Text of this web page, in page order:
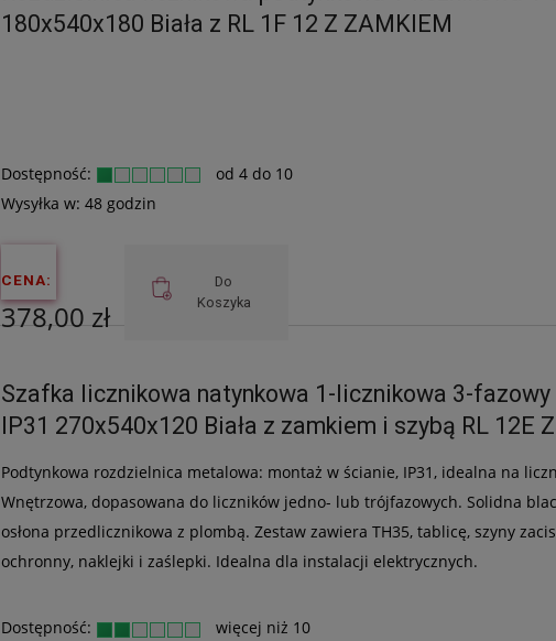
180x540x180 Biała z RL 1F 12 Z ZAMKIEM
Dostępność:
od 4 do 10
Wysyłka w: 48 godzin
CENA:
378,00 zł
307,32 zł
Do
Koszyka
Szafka licznikowa natynkowa 1-licznikowa 3-fazowy
IP31 270x540x120 Biała z zamkiem i szybą RL 12E
Podtynkowa rozdzielnica metalowa: montaż w ścianie, IP31, idealna na
Wnętrzowa, dopasowana do liczników jedno- lub trójfazowych. Solidna
osłona przedlicznikowa z plombą. Zestaw zawiera TH35, tablicę, szyny
ochronny, naklejki i zaślepki. Idealna dla instalacji elektrycznych.
Dostępność:
więcej niż 10